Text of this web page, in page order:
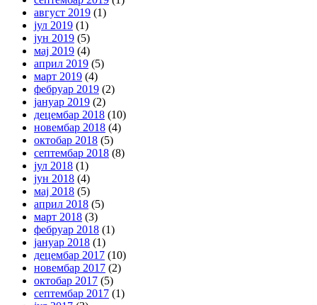
август 2019 (1)
јул 2019 (1)
јун 2019 (5)
мај 2019 (4)
април 2019 (5)
март 2019 (4)
фебруар 2019 (2)
јануар 2019 (2)
децембар 2018 (10)
новембар 2018 (4)
октобар 2018 (5)
септембар 2018 (8)
јул 2018 (1)
јун 2018 (4)
мај 2018 (5)
април 2018 (5)
март 2018 (3)
фебруар 2018 (1)
јануар 2018 (1)
децембар 2017 (10)
новембар 2017 (2)
октобар 2017 (5)
септембар 2017 (1)